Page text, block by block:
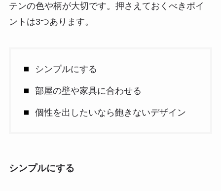
テンの色や柄が大切です。押さえておくべきポイ
ントは3つあります。
シンプルにする
部屋の壁や家具に合わせる
個性を出したいなら飽きないデザイン
シンプルにする